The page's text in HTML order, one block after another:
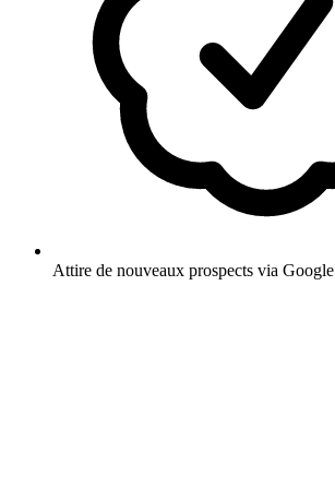
Attire de nouveaux prospects via Google